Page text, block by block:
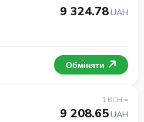
9 324.78UAH
Обміняти
1 BCH =
9 208.65UAH